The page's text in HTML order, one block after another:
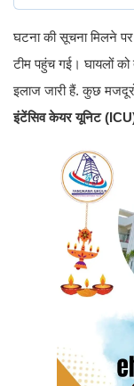
घटना की सूचना मिलने
टीम पहुंच गई। घायलों को
इलाज जारी हैं. कुछ
इंटेंसिव केयर यूनिट